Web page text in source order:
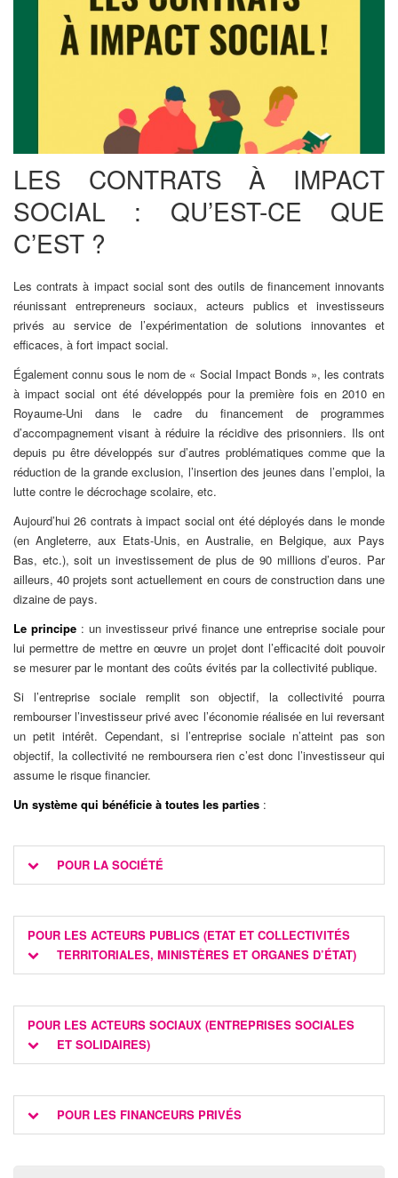
LES CONTRATS À IMPACT
SOCIAL : QU’EST-CE QUE
C’EST ?
Les contrats à impact social sont des outils de financement innovants
réunissant entrepreneurs sociaux, acteurs publics et investisseurs
privés au service de l’expérimentation de solutions innovantes et
efficaces, à fort impact social.
Également connu sous le nom de « Social Impact Bonds », les contrats
à impact social ont été développés pour la première fois en 2010 en
Royaume-Uni dans le cadre du financement de programmes
d’accompagnement visant à réduire la récidive des prisonniers. Ils ont
depuis pu être développés sur d’autres problématiques comme que la
réduction de la grande exclusion, l’insertion des jeunes dans l’emploi, la
lutte contre le décrochage scolaire, etc.
Aujourd’hui 26 contrats à impact social ont été déployés dans le monde
(en Angleterre, aux Etats-Unis, en Australie, en Belgique, aux Pays
Bas, etc.), soit un investissement de plus de 90 millions d’euros. Par
ailleurs, 40 projets sont actuellement en cours de construction dans une
dizaine de pays.
Le principe : un investisseur privé finance une entreprise sociale pour
lui permettre de mettre en œuvre un projet dont l’efficacité doit pouvoir
se mesurer par le montant des coûts évités par la collectivité publique.
Si l’entreprise sociale remplit son objectif, la collectivité pourra
rembourser l’investisseur privé avec l’économie réalisée en lui reversant
un petit intérêt. Cependant, si l’entreprise sociale n’atteint pas son
objectif, la collectivité ne remboursera rien c’est donc l’investisseur qui
assume le risque financier.
Un système qui bénéficie à toutes les parties :
POUR LA SOCIÉTÉ
POUR LES ACTEURS PUBLICS (ETAT ET COLLECTIVITÉS
TERRITORIALES, MINISTÈRES ET ORGANES D’ÉTAT)
POUR LES ACTEURS SOCIAUX (ENTREPRISES SOCIALES
ET SOLIDAIRES)
POUR LES FINANCEURS PRIVÉS